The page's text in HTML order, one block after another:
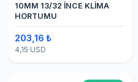
10MM 13/32 İNCE KLİMA
HORTUMU
203,16 ₺
4,15 USD